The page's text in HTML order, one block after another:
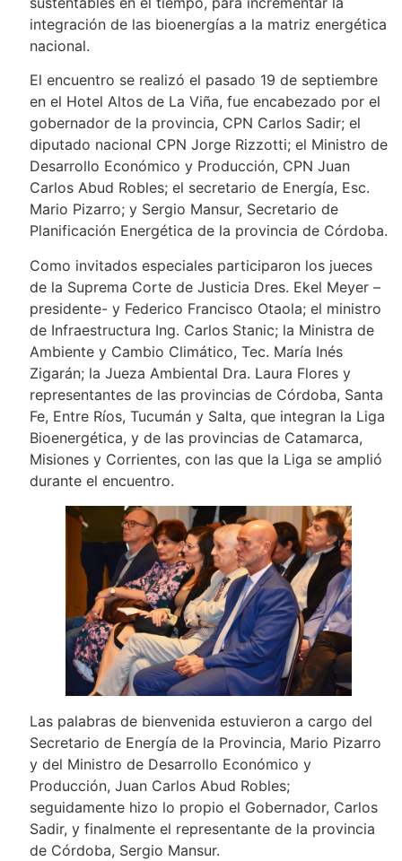
integración de las bioenergías a la matriz energética
nacional.
El encuentro se realizó el pasado 19 de septiembre
en el Hotel Altos de La Viña, fue encabezado por el
gobernador de la provincia, CPN Carlos Sadir; el
diputado nacional CPN Jorge Rizzotti; el Ministro de
Desarrollo Económico y Producción, CPN Juan
Carlos Abud Robles; el secretario de Energía, Esc.
Mario Pizarro; y Sergio Mansur, Secretario de
Planificación Energética de la provincia de Córdoba.
Como invitados especiales participaron los jueces
de la Suprema Corte de Justicia Dres. Ekel Meyer –
presidente- y Federico Francisco Otaola; el ministro
de Infraestructura Ing. Carlos Stanic; la Ministra de
Ambiente y Cambio Climático, Tec. María Inés
Zigarán; la Jueza Ambiental Dra. Laura Flores y
representantes de las provincias de Córdoba, Santa
Fe, Entre Ríos, Tucumán y Salta, que integran la Liga
Bioenergética, y de las provincias de Catamarca,
Misiones y Corrientes, con las que la Liga se amplió
durante el encuentro.
Las palabras de bienvenida estuvieron a cargo del
Secretario de Energía de la Provincia, Mario Pizarro
y del Ministro de Desarrollo Económico y
Producción, Juan Carlos Abud Robles;
seguidamente hizo lo propio el Gobernador, Carlos
Sadir, y finalmente el representante de la provincia
de Córdoba, Sergio Mansur.